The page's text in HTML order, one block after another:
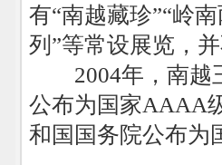
有“南越藏珍”“岭
列”等常设展览，
2004年，南越王
公布为国家AAAA
和国国务院公布为